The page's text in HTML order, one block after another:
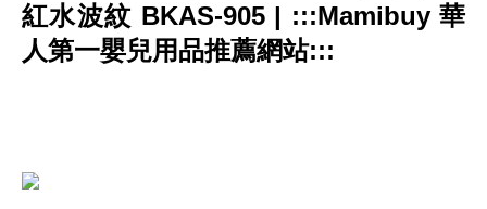
紅水波紋 BKAS-905 | :::Mamibuy 華
人第一嬰兒用品推薦網站:::